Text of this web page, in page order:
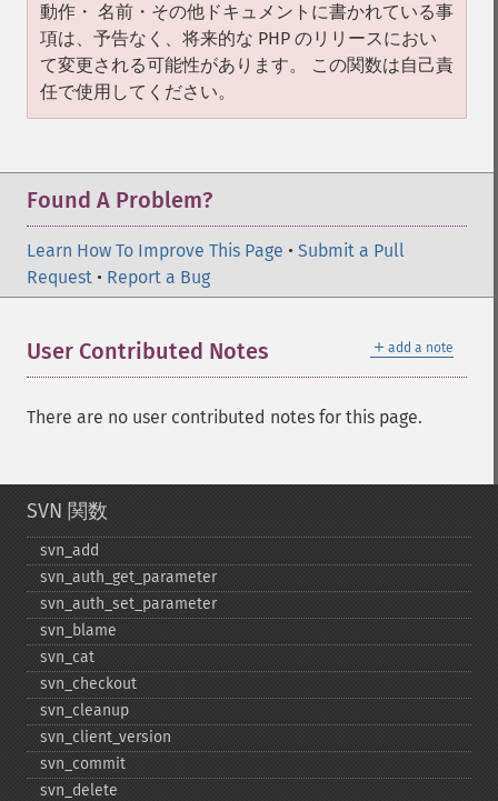
動作・ 名前・その他ドキュメントに書かれている事
項は、予告なく、将来的な PHP のリリースにおい
て変更される可能性があります。 この関数は自己責
任で使用してください。
Found A Problem?
Learn How To Improve This Page • Submit a Pull
Request • Report a Bug
＋ add a note
User Contributed Notes
There are no user contributed notes for this page.
SVN 関数
svn_​add
svn_​auth_​get_​parameter
svn_​auth_​set_​parameter
svn_​blame
svn_​cat
svn_​checkout
svn_​cleanup
svn_​client_​version
svn_​commit
svn_​delete